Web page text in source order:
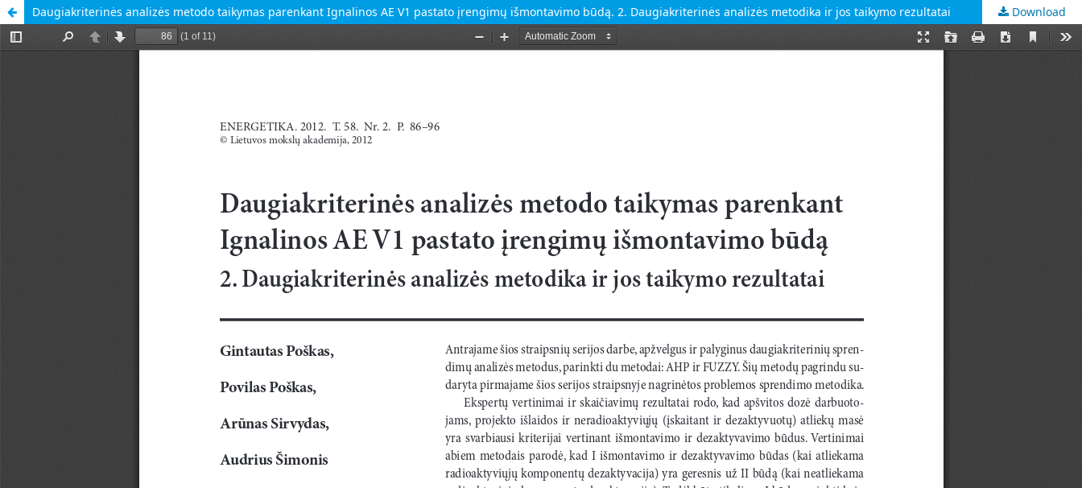
Daugiakriterinės analizės metodo taikymas parenkant Ignalinos AE V1 pastato įrengimų išmontavimo būdą. 2. Daugiakriterinės analizės metodika ir jos taikymo rezultatai Download